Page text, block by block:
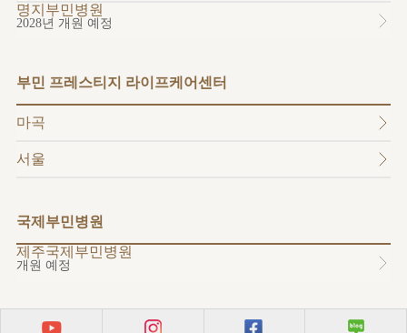
명지부민병원
2028년 개원 예정
부민 프레스티지 라이프케어센터
마곡
서울
국제부민병원
제주국제부민병원
개원 예정